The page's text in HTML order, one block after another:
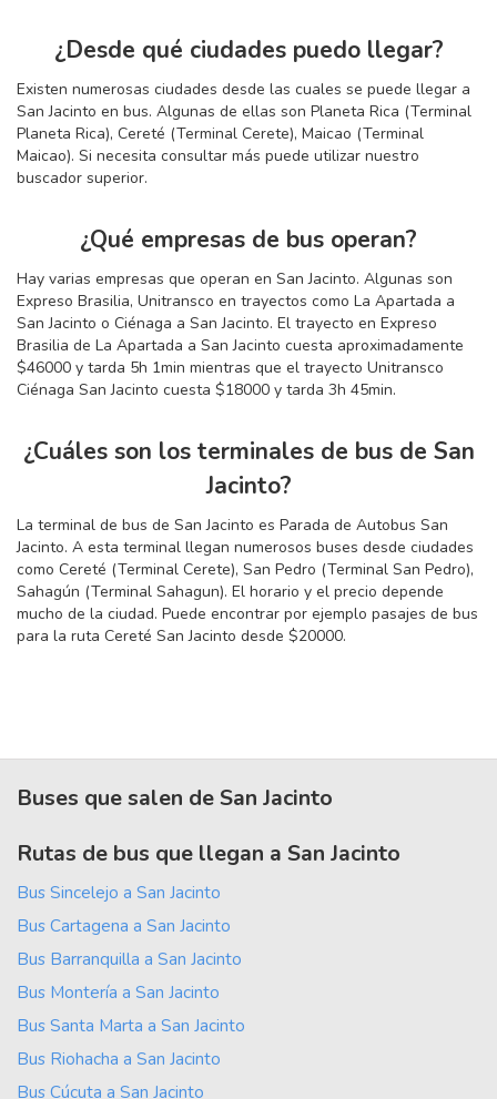
¿Desde qué ciudades puedo llegar?
Existen numerosas ciudades desde las cuales se puede llegar a
San Jacinto en bus. Algunas de ellas son Planeta Rica (Terminal
Planeta Rica), Cereté (Terminal Cerete), Maicao (Terminal
Maicao). Si necesita consultar más puede utilizar nuestro
buscador superior.
¿Qué empresas de bus operan?
Hay varias empresas que operan en San Jacinto. Algunas son
Expreso Brasilia, Unitransco en trayectos como La Apartada a
San Jacinto o Ciénaga a San Jacinto. El trayecto en Expreso
Brasilia de La Apartada a San Jacinto cuesta aproximadamente
$46000 y tarda 5h 1min mientras que el trayecto Unitransco
Ciénaga San Jacinto cuesta $18000 y tarda 3h 45min.
¿Cuáles son los terminales de bus de San
Jacinto?
La terminal de bus de San Jacinto es Parada de Autobus San
Jacinto. A esta terminal llegan numerosos buses desde ciudades
como Cereté (Terminal Cerete), San Pedro (Terminal San Pedro),
Sahagún (Terminal Sahagun). El horario y el precio depende
mucho de la ciudad. Puede encontrar por ejemplo pasajes de bus
para la ruta Cereté San Jacinto desde $20000.
Buses que salen de San Jacinto
Rutas de bus que llegan a San Jacinto
Bus Sincelejo a San Jacinto
Bus Cartagena a San Jacinto
Bus Barranquilla a San Jacinto
Bus Montería a San Jacinto
Bus Santa Marta a San Jacinto
Bus Riohacha a San Jacinto
Bus Cúcuta a San Jacinto